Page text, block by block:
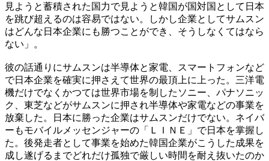
見ようと蓄積された国力で見ようと韓国が国対国として日本
を跳び超えるのは容易ではない。しかし企業としてサムスン
はどんな日本企業にも勝つことができ、そうしなくてはなら
ない」。
彼の話通りにサムスンは半導体と家電、スマートフォンなど
で日本企業を確実に押さえて世界の最頂上に上った。三洋電
機だけでなくかつては世界市場を制したソニー、パナソニッ
ク、東芝などがサムスンに押され半導体や家電などの事業を
放棄した。日本に勝った企業はサムスンだけでない。ネイバ
ーもモバイルメッセンジャーの「ＬＩＮＥ」で日本を掌握し
た。後発走者として事業を始めた韓国企業がこうした成果を
成し遂げるまでどれだけ孤独で厳しい時間を耐え抜いたのか